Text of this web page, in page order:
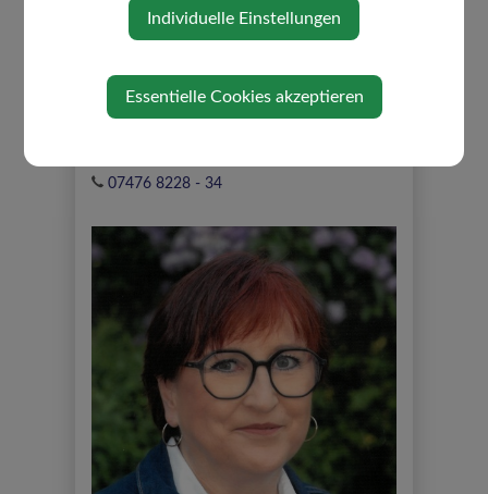
07476 8228 - 34
Individuelle Einstellungen
Essentielle Cookies akzeptieren